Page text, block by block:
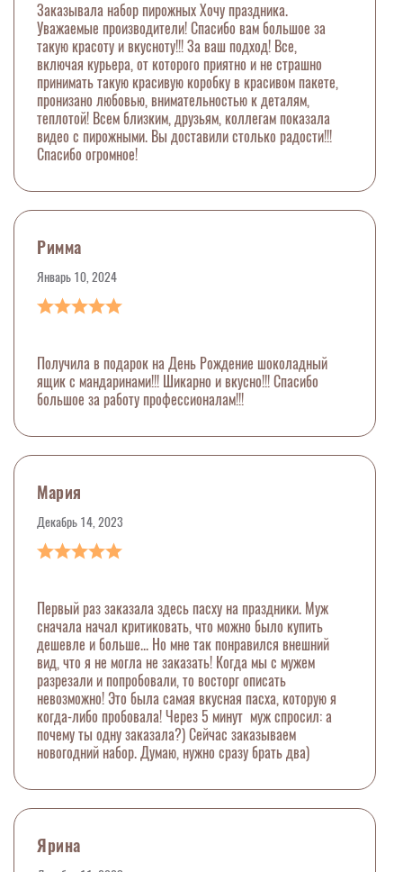
Заказывала набор пирожных Хочу праздника.
Уважаемые производители! Спасибо вам большое за
такую красоту и вкусноту!!! За ваш подход! Все,
включая курьера, от которого приятно и не страшно
принимать такую красивую коробку в красивом пакете,
пронизано любовью, внимательностью к деталям,
теплотой! Всем близким, друзьям, коллегам показала
видео с пирожными. Вы доставили столько радости!!!
Спасибо огромное!
Римма
Январь 10, 2024
Получила в подарок на День Рождение шоколадный
ящик с мандаринами!!! Шикарно и вкусно!!! Спасибо
большое за работу профессионалам!!!
Мария
Декабрь 14, 2023
Первый раз заказала здесь пасху на праздники. Муж
сначала начал критиковать, что можно было купить
дешевле и больше... Но мне так понравился внешний
вид, что я не могла не заказать! Когда мы с мужем
разрезали и попробовали, то восторг описать
невозможно! Это была самая вкусная пасха, которую я
когда-либо пробовала! Через 5 минут муж спросил: а
почему ты одну заказала?) Сейчас заказываем
новогодний набор. Думаю, нужно сразу брать два)
Ярина